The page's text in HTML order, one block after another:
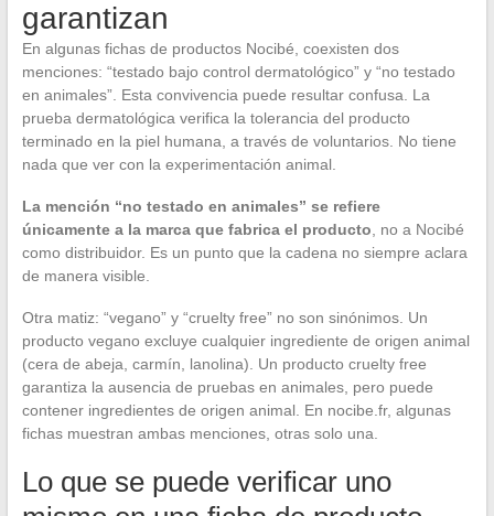
garantizan
En algunas fichas de productos Nocibé, coexisten dos
menciones: “testado bajo control dermatológico” y “no testado
en animales”. Esta convivencia puede resultar confusa. La
prueba dermatológica verifica la tolerancia del producto
terminado en la piel humana, a través de voluntarios. No tiene
nada que ver con la experimentación animal.
La mención “no testado en animales” se refiere
únicamente a la marca que fabrica el producto, no a Nocibé
como distribuidor. Es un punto que la cadena no siempre aclara
de manera visible.
Otra matiz: “vegano” y “cruelty free” no son sinónimos. Un
producto vegano excluye cualquier ingrediente de origen animal
(cera de abeja, carmín, lanolina). Un producto cruelty free
garantiza la ausencia de pruebas en animales, pero puede
contener ingredientes de origen animal. En nocibe.fr, algunas
fichas muestran ambas menciones, otras solo una.
Lo que se puede verificar uno